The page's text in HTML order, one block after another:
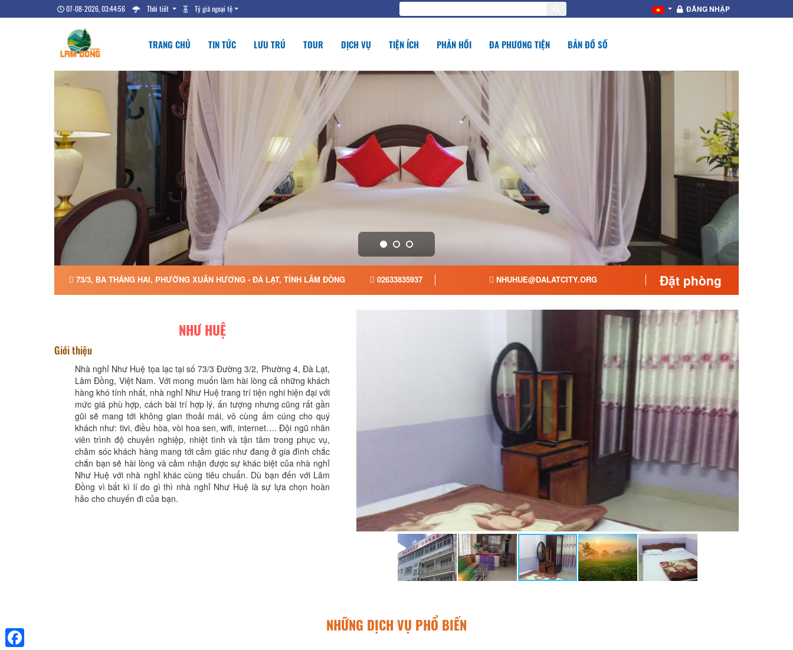
07-08-2026, 03:44:57 Thời tiết Tỷ giá ngoại tệ ĐĂNG NHẬP
TRANG CHỦ TIN TỨC LƯU TRÚ TOUR DỊCH VỤ TIỆN ÍCH PHẢN HỒI ĐA PHƯƠNG TIỆN BẢN ĐỒ SỐ
73/3, BA THÁNG HAI, PHƯỜNG XUÂN HƯƠNG - ĐÀ LẠT, TỈNH LÂM ĐỒNG 02633835937 NHUHUE@DALATCITY.ORG Đặt phòng
NHƯ HUỆ
Giới thiệu
Nhà nghỉ Như Huệ tọa lạc tại số 73/3 Đường 3/2, Phường 4, Đà Lạt,
Lâm Đồng, Việt Nam. Với mong muốn làm hài lòng cả những khách
hàng khó tính nhất, nhà nghỉ Như Huệ trang trí tiện nghi hiện đại với
mức giá phù hợp, cách bài trí hợp lý, ấn tượng nhưng cũng rất gần
gũi sẽ mang tới không gian thoải mái, vô cùng ấm cúng cho quý
khách như: tivi, điều hòa, vòi hoa sen, wifi, internet…. Đội ngũ nhân
viên trình độ chuyên nghiệp, nhiệt tình và tận tâm trong phục vụ,
chăm sóc khách hàng mang tới cảm giác như đang ở gia đình chắc
chắn bạn sẽ hài lòng và cảm nhận được sự khác biệt của nhà nghỉ
Như Huệ với nhà nghỉ khác cùng tiêu chuẩn. Dù bạn đến với Lâm
Đồng vì bất kì lí do gì thì nhà nghỉ Như Huệ là sự lựa chọn hoàn
hảo cho chuyến đi của bạn.
NHỮNG DỊCH VỤ PHỔ BIẾN